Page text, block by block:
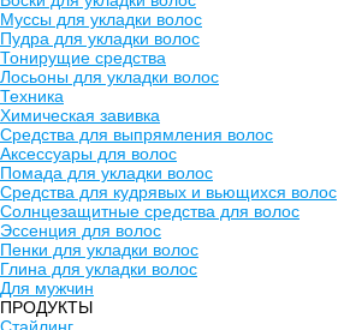
Муссы для укладки волос
Пудра для укладки волос
Тонирущие средства
Лосьоны для укладки волос
Техника
Химическая завивка
Средства для выпрямления волос
Аксессуары для волос
Помада для укладки волос
Средства для кудрявых и вьющихся волос
Солнцезащитные средства для волос
Эссенция для волос
Пенки для укладки волос
Глина для укладки волос
Для мужчин
ПРОДУКТЫ